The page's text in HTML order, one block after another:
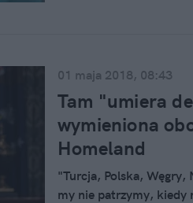
01 maja 2018, 08:43
Tam "umiera
wymieniona
Homeland
"Turcja, Polska,
my nie patrzymy, kiedy